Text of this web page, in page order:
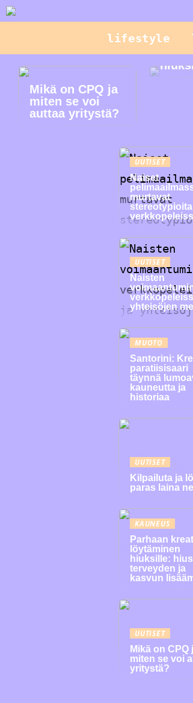
lifestyle
Mikä on CPQ ja
miten se voi
auttaa yritystä?
UUTISET
Naiset
murtavat
stereotypioita
UUTISET
Naisten
yhteisöjen
MUOTO
Santorini:
paratiisisaari
täynnä
kauneutta ja
historiaa
UUTISET
Kilpailuta ja
paras laina
KAUNEUS
Parhaan
löytäminen
hiuksille:
terveyden ja
kasvun
UUTISET
Mikä on CPQ
miten se voi
yritystä?